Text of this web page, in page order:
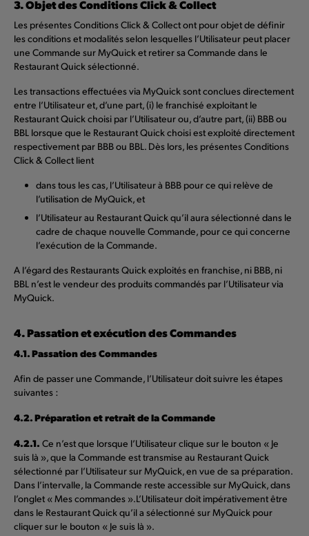
3. Objet des Conditions Click & Collect
Les présentes Conditions Click & Collect ont pour objet de définir
les conditions et modalités selon lesquelles l’Utilisateur peut placer
une Commande sur MyQuick et retirer sa Commande dans le
Restaurant Quick sélectionné.
Les transactions effectuées via MyQuick sont conclues directement
entre l’Utilisateur et, d’une part, (i) le franchisé exploitant le
Restaurant Quick choisi par l’Utilisateur ou, d’autre part, (ii) BBB ou
BBL lorsque que le Restaurant Quick choisi est exploité directement
respectivement par BBB ou BBL. Dès lors, les présentes Conditions
Click & Collect lient
dans tous les cas, l’Utilisateur à BBB pour ce qui relève de
l’utilisation de MyQuick, et
l’Utilisateur au Restaurant Quick qu’il aura sélectionné dans le
cadre de chaque nouvelle Commande, pour ce qui concerne
l’exécution de la Commande.
A l’égard des Restaurants Quick exploités en franchise, ni BBB, ni
BBL n’est le vendeur des produits commandés par l’Utilisateur via
MyQuick.
4. Passation et exécution des Commandes
4.1. Passation des Commandes
Afin de passer une Commande, l’Utilisateur doit suivre les étapes
suivantes :
4.2. Préparation et retrait de la Commande
4.2.1. Ce n’est que lorsque l’Utilisateur clique sur le bouton « Je
suis là », que la Commande est transmise au Restaurant Quick
sélectionné par l’Utilisateur sur MyQuick, en vue de sa préparation.
Dans l’intervalle, la Commande reste accessible sur MyQuick, dans
l’onglet « Mes commandes ».L’Utilisateur doit impérativement être
dans le Restaurant Quick qu’il a sélectionné sur MyQuick pour
cliquer sur le bouton « Je suis là ».